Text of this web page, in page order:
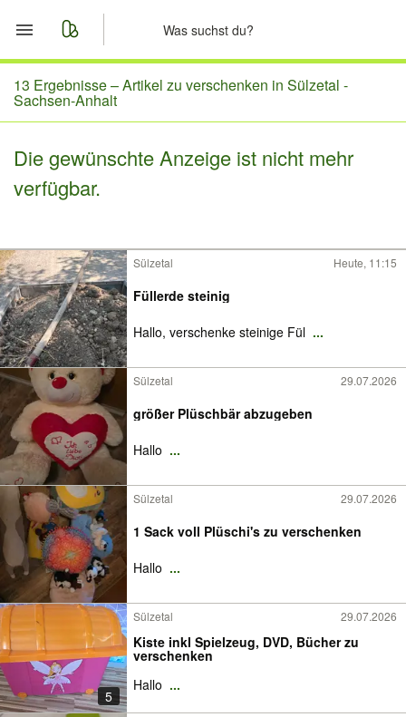
Start
Merkliste
Nachrichten
13 Ergebnisse –Artikel zu verschenken in Sülzetal -
Sachsen-Anhalt
Die gewünschte Anzeige ist nicht mehr
verfügbar.
Sülzetal Heute, 11:15
Füllerde steinig
Hallo, verschenke steinige Fül ...
Sülzetal 29.07.2026
größer Plüschbär abzugeben
Hallo ...
Sülzetal 29.07.2026
1 Sack voll Plüschi's zu verschenken
Hallo ...
5
Sülzetal 29.07.2026
Kiste inkl Spielzeug, DVD, Bücher zu
verschenken
Hallo ...